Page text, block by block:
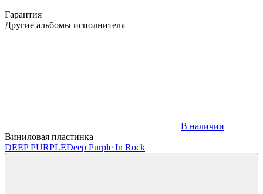
Гарантия
Другие альбомы исполнителя
В наличии
Виниловая пластинка
DEEP PURPLEDeep Purple In Rock